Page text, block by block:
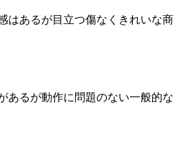
はあるが目立つ傷なくきれいな商
あるが動作に問題のない一般的な